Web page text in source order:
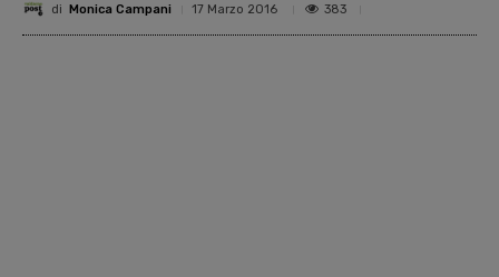
di Monica Campani 17 Marzo 2016 383